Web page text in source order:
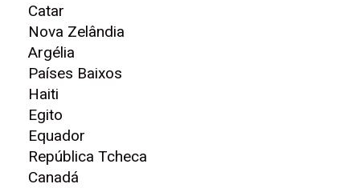
Catar
Nova Zelândia
Argélia
Países Baixos
Haiti
Egito
Equador
República Tcheca
Canadá